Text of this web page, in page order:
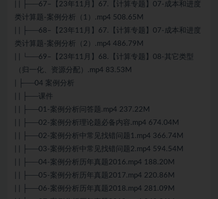
| | ├──67–【23年11月】67.【计算专题】07-成本和进度
类计算题-案例分析（1）.mp4 508.65M
| | ├──68–【23年11月】67.【计算专题】07-成本和进度
类计算题-案例分析（2）.mp4 486.79M
| | └──69–【23年11月】68.【计算专题】08-其它类型
（归一化、资源分配）.mp4 83.53M
| ├──04 案例分析
| | ├──课件
| | ├──01-案例分析问答题.mp4 237.22M
| | ├──02-案例分析理论题必备内容.mp4 674.04M
| | ├──02-案例分析中常见找错问题1.mp4 366.74M
| | ├──03-案例分析中常见找错问题2.mp4 594.54M
| | ├──04-案例分析历年真题2016.mp4 188.20M
| | ├──05-案例分析历年真题2017.mp4 220.86M
| | ├──06-案例分析历年真题2018.mp4 281.09M